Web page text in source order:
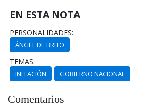
EN ESTA NOTA
PERSONALIDADES:
ÁNGEL DE BRITO
TEMAS:
INFLACIÓN GOBIERNO NACIONAL
Comentarios